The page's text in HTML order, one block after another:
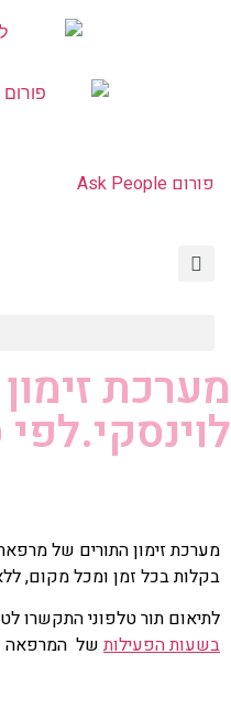
פורום Ask People
מערכת
מערכת זימון התורים של
בקלות בכל זמן ומכל מקום,
לתיאום תור טלפוני התקשרו
בשעות הפעילותשל המרפאה